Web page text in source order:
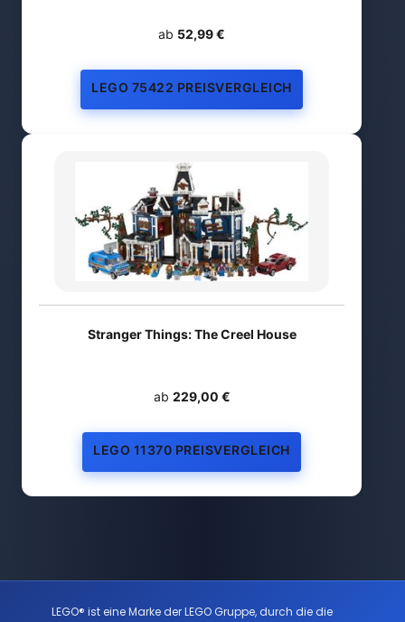
ab 52,99 €
LEGO 75422 PREISVERGLEICH
Stranger Things: The Creel House
ab 229,00 €
LEGO 11370 PREISVERGLEICH
LEGO® ist eine Marke der LEGO Gruppe, durch die die